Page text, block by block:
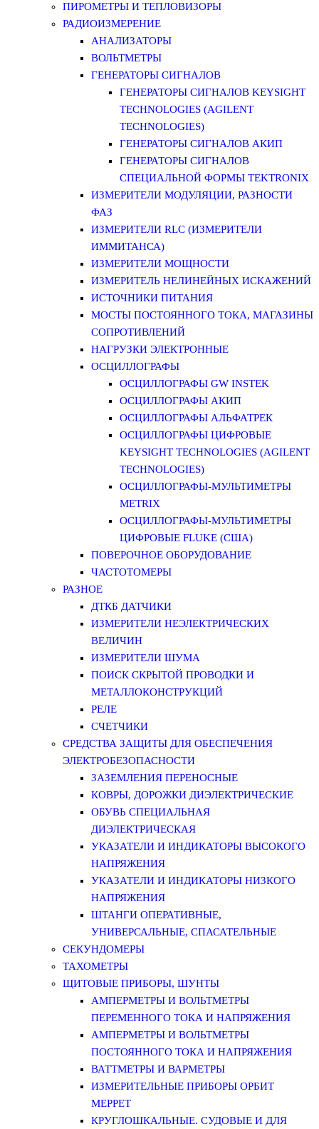
ПИРОМЕТРЫ И ТЕПЛОВИЗОРЫ
РАДИОИЗМЕРЕНИЕ
АНАЛИЗАТОРЫ
ВОЛЬТМЕТРЫ
ГЕНЕРАТОРЫ СИГНАЛОВ
ГЕНЕРАТОРЫ СИГНАЛОВ KEYSIGHT
TECHNOLOGIES (AGILENT
TECHNOLOGIES)
ГЕНЕРАТОРЫ СИГНАЛОВ АКИП
ГЕНЕРАТОРЫ СИГНАЛОВ
СПЕЦИАЛЬНОЙ ФОРМЫ TEKTRONIX
ИЗМЕРИТЕЛИ МОДУЛЯЦИИ, РАЗНОСТИ
ФАЗ
ИЗМЕРИТЕЛИ RLC (ИЗМЕРИТЕЛИ
ИММИТАНСА)
ИЗМЕРИТЕЛИ МОЩНОСТИ
ИЗМЕРИТЕЛЬ НЕЛИНЕЙНЫХ ИСКАЖЕНИЙ
ИСТОЧНИКИ ПИТАНИЯ
МОСТЫ ПОСТОЯННОГО ТОКА, МАГАЗИНЫ
СОПРОТИВЛЕНИЙ
НАГРУЗКИ ЭЛЕКТРОННЫЕ
ОСЦИЛЛОГРАФЫ
ОСЦИЛЛОГРАФЫ GW INSTEK
ОСЦИЛЛОГРАФЫ АКИП
ОСЦИЛЛОГРАФЫ АЛЬФАТРЕК
ОСЦИЛЛОГРАФЫ ЦИФРОВЫЕ
KEYSIGHT TECHNOLOGIES (AGILENT
TECHNOLOGIES)
ОСЦИЛЛОГРАФЫ-МУЛЬТИМЕТРЫ
METRIX
ОСЦИЛЛОГРАФЫ-МУЛЬТИМЕТРЫ
ЦИФРОВЫЕ FLUKE (США)
ПОВЕРОЧНОЕ ОБОРУДОВАНИЕ
ЧАСТОТОМЕРЫ
РАЗНОЕ
ДТКБ ДАТЧИКИ
ИЗМЕРИТЕЛИ НЕЭЛЕКТРИЧЕСКИХ
ВЕЛИЧИН
ИЗМЕРИТЕЛИ ШУМА
ПОИСК СКРЫТОЙ ПРОВОДКИ И
МЕТАЛЛОКОНСТРУКЦИЙ
РЕЛЕ
СЧЕТЧИКИ
СРЕДСТВА ЗАЩИТЫ ДЛЯ ОБЕСПЕЧЕНИЯ
ЭЛЕКТРОБЕЗОПАСНОСТИ
ЗАЗЕМЛЕНИЯ ПЕРЕНОСНЫЕ
КОВРЫ, ДОРОЖКИ ДИЭЛЕКТРИЧЕСКИЕ
ОБУВЬ СПЕЦИАЛЬНАЯ
ДИЭЛЕКТРИЧЕСКАЯ
УКАЗАТЕЛИ И ИНДИКАТОРЫ ВЫСОКОГО
НАПРЯЖЕНИЯ
УКАЗАТЕЛИ И ИНДИКАТОРЫ НИЗКОГО
НАПРЯЖЕНИЯ
ШТАНГИ ОПЕРАТИВНЫЕ,
УНИВЕРСАЛЬНЫЕ, СПАСАТЕЛЬНЫЕ
СЕКУНДОМЕРЫ
ТАХОМЕТРЫ
ЩИТОВЫЕ ПРИБОРЫ, ШУНТЫ
АМПЕРМЕТРЫ И ВОЛЬТМЕТРЫ
ПЕРЕМЕННОГО ТОКА И НАПРЯЖЕНИЯ
АМПЕРМЕТРЫ И ВОЛЬТМЕТРЫ
ПОСТОЯННОГО ТОКА И НАПРЯЖЕНИЯ
ВАТТМЕТРЫ И ВАРМЕТРЫ
ИЗМЕРИТЕЛЬНЫЕ ПРИБОРЫ ОРБИТ
МЕРРЕТ
КРУГЛОШКАЛЬНЫЕ. СУДОВЫЕ И ДЛЯ